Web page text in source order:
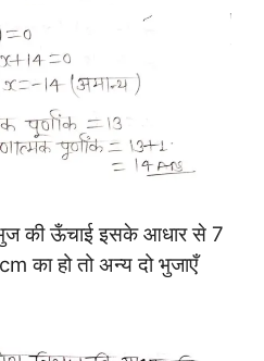
की ऊँचाई इसके आधार से 7
का हो तो अन्य दो भुजाएँ